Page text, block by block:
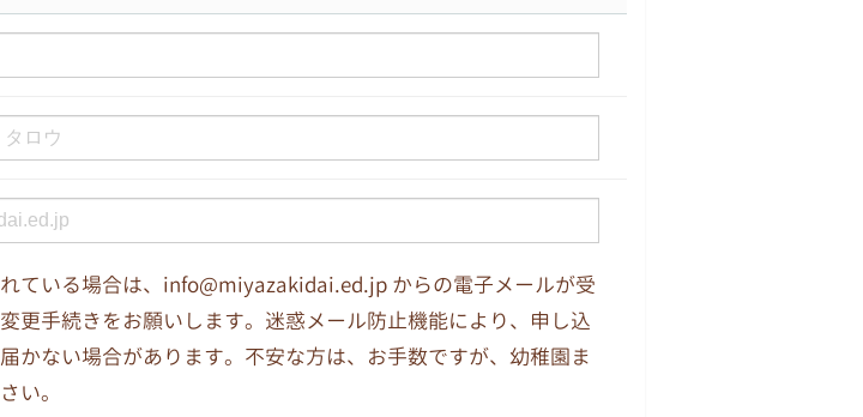
ている場合は、info@miyazakidai.ed.jp からの電子メールが受
更手続きをお願いします。迷惑メール防止機能により、申し込
かない場合があります。不安な方は、お手数ですが、幼稚園ま
い。